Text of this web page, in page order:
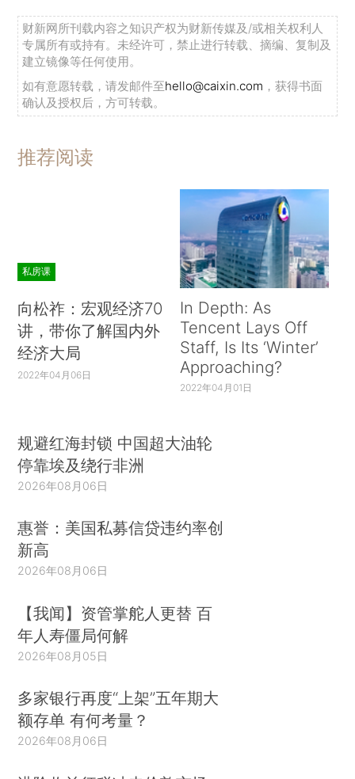
财新网所刊载内容之知识产权为财新传媒及/或相关权利人
专属所有或持有。未经许可，禁止进行转载、摘编、复制及
建立镜像等任何使用。
如有意愿转载，请发邮件至hello@caixin.com ，获得书面
确认及授权后，方可转载。
推荐阅读
私房课
向松祚：宏观经济70
讲，带你了解国内外
经济大局
2022年04月06日
In Depth: As
Tencent Lays Off
Staff, Is Its ‘Winter’
Approaching?
2022年04月01日
规避红海封锁 中国超大油轮
停靠埃及绕行非洲
2026年08月06日
惠誉：美国私募信贷违约率创
新高
2026年08月06日
【我闻】资管掌舵人更替 百
年人寿僵局何解
2026年08月05日
多家银行再度“上架”五年期大
额存单 有何考量？
2026年08月06日